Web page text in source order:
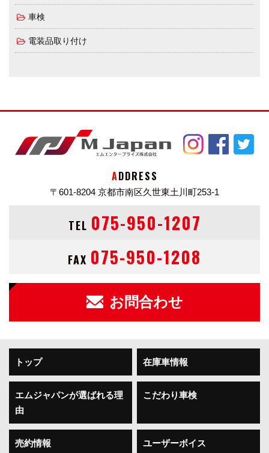
車検
電装品取り付け
ADDRESS
〒601-8204 京都市南区久世東土川町253-1
TEL 075-950-1207
FAX 075-950-1208
お問合わせ
トップ 在庫車情報
エムジャパンが選ばれる理
由
こだわり車検
売約情報 ユーザーボイス